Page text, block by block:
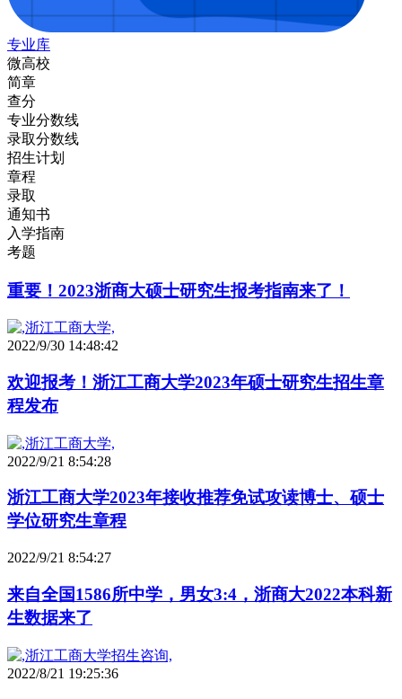
专业库
微高校
简章
查分
专业分数线
录取分数线
招生计划
章程
录取
通知书
入学指南
考题
重要！2023浙商大硕士研究生报考指南来了！
2022/9/30 14:48:42
欢迎报考！浙江工商大学2023年硕士研究生招生章
程发布
2022/9/21 8:54:28
浙江工商大学2023年接收推荐免试攻读博士、硕士
学位研究生章程
2022/9/21 8:54:27
来自全国1586所中学，男女3:4，浙商大2022本科新
生数据来了
2022/8/21 19:25:36